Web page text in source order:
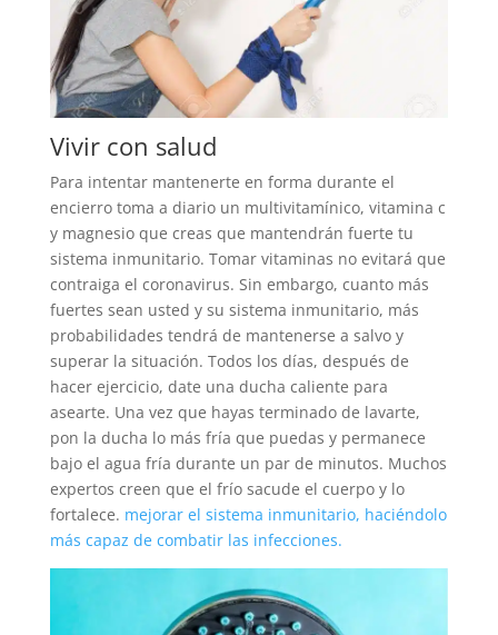
Vivir con salud
Para intentar mantenerte en forma durante el
encierro toma a diario un multivitamínico, vitamina c
y magnesio que creas que mantendrán fuerte tu
sistema inmunitario. Tomar vitaminas no evitará que
contraiga el coronavirus. Sin embargo, cuanto más
fuertes sean usted y su sistema inmunitario, más
probabilidades tendrá de mantenerse a salvo y
superar la situación. Todos los días, después de
hacer ejercicio, date una ducha caliente para
asearte. Una vez que hayas terminado de lavarte,
pon la ducha lo más fría que puedas y permanece
bajo el agua fría durante un par de minutos. Muchos
expertos creen que el frío sacude el cuerpo y lo
fortalece. mejorar el sistema inmunitario, haciéndolo
más capaz de combatir las infecciones.